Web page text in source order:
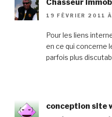
Chasseur
19 FÉVRIER 2011
Pour les liens
en ce qui concerne
parfois plus
conception site